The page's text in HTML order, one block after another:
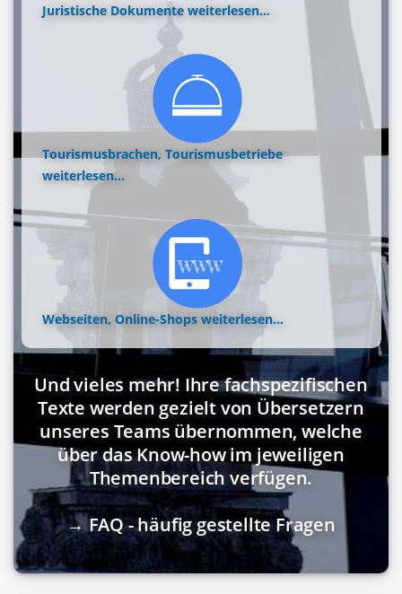
Juristische Dokumente weiterlesen...
Tourismusbrachen, Tourismusbetriebe
weiterlesen...
Webseiten, Online-Shops weiterlesen...
Und vieles mehr! Ihre fachspezifischen
Texte werden gezielt von Übersetzern
unseres Teams übernommen, welche
über das Know-how im jeweiligen
Themenbereich verfügen.
→ FAQ - häufig gestellte Fragen